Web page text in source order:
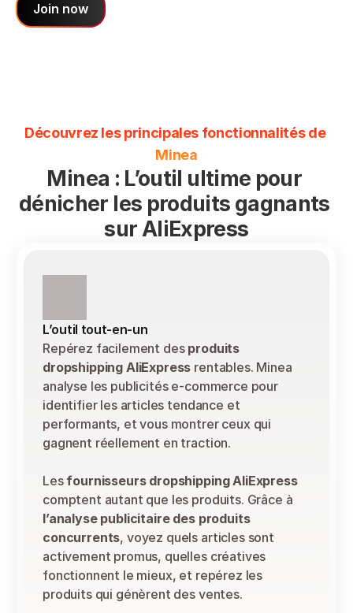
Join now
Découvrez les principales fonctionnalités de
Minea
Minea : L’outil ultime pour
dénicher les produits gagnants
sur AliExpress
L’outil tout-en-un
Repérez facilement des produits
dropshipping AliExpress rentables. Minea
analyse les publicités e-commerce pour
identifier les articles tendance et
performants, et vous montrer ceux qui
gagnent réellement en traction.
Les fournisseurs dropshipping AliExpress
l’analyse publicitaire des produits
concurrents, voyez quels articles sont
activement promus, quelles créatives
fonctionnent le mieux, et repérez les
produits qui génèrent des ventes.